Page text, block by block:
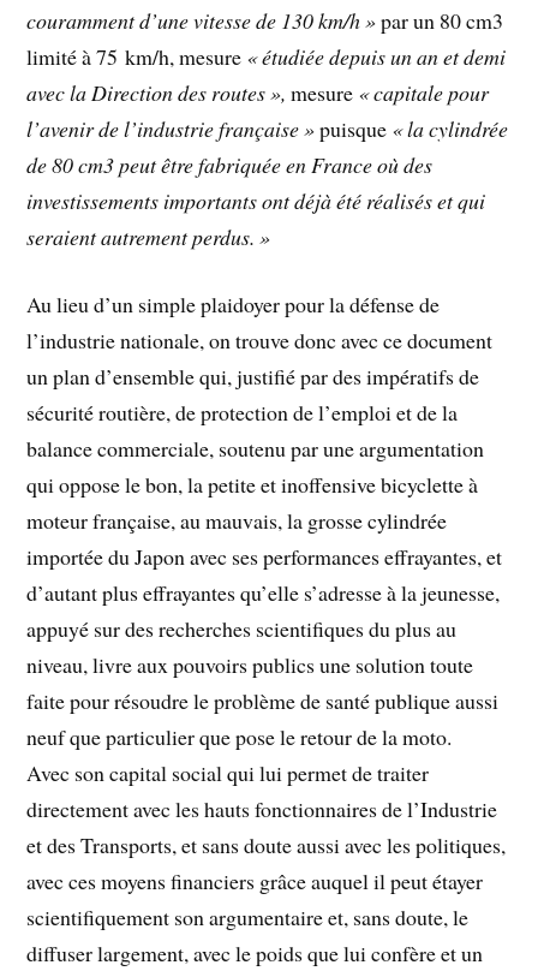
couramment d’une vitesse de 130 km/h »par un 80 cm3
limité à 75 km/h, mesure « étudiée depuis un an et demi
avec la Direction des routes », mesure « capitale pour
l’avenir de l’industrie française »puisque « la cylindrée
de 80 cm3 peut être fabriquée en France où des
investissements importants ont déjà été réalisés et qui
seraient autrement perdus. »
Au lieu d’un simple plaidoyer pour la défense de
l’industrie nationale, on trouve donc avec ce document
un plan d’ensemble qui, justifié par des impératifs de
sécurité routière, de protection de l’emploi et de la
balance commerciale, soutenu par une argumentation
qui oppose le bon, la petite et inoffensive bicyclette à
moteur française, au mauvais, la grosse cylindrée
importée du Japon avec ses performances effrayantes, et
d’autant plus effrayantes qu’elle s’adresse à la jeunesse,
appuyé sur des recherches scientifiques du plus au
niveau, livre aux pouvoirs publics une solution toute
faite pour résoudre le problème de santé publique aussi
neuf que particulier que pose le retour de la moto.
Avec son capital social qui lui permet de traiter
directement avec les hauts fonctionnaires de l’Industrie
et des Transports, et sans doute aussi avec les politiques,
avec ces moyens financiers grâce auquel il peut étayer
scientifiquement son argumentaire et, sans doute, le
diffuser largement, avec le poids que lui confère et un